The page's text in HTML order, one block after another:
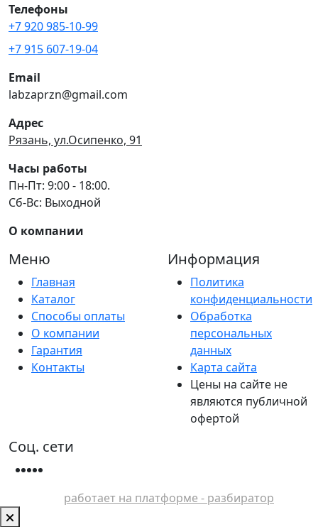
Телефоны
+7 920 985-10-99
+7 915 607-19-04
Email
labzaprzn@gmail.com
Адрес
Рязань, ул.Осипенко, 91
Часы работы
Пн-Пт: 9:00 - 18:00.
Сб-Вс: Выходной
О компании
Меню
Главная
Каталог
Способы оплаты
О компании
Гарантия
Контакты
Информация
Политика
конфиденциальности
Обработка
персональных
данных
Карта сайта
Цены на сайте не
являются публичной
офертой
Соц. сети
работает на платформе - разбиратор